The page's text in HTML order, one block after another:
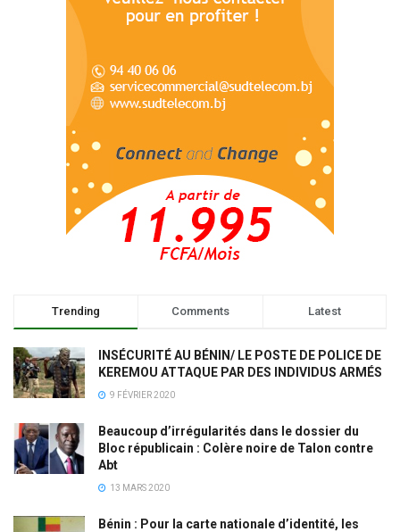
Trending Comments Latest
INSÉCURITÉ AU BÉNIN/ LE POSTE DE POLICE DE
KEREMOU ATTAQUE PAR DES INDIVIDUS ARMÉS
9 FÉVRIER 2020
Beaucoup d’irrégularités dans le dossier du
Bloc républicain : Colère noire de Talon contre
Abt
13 MARS 2020
Bénin : Pour la carte nationale d’identité, les